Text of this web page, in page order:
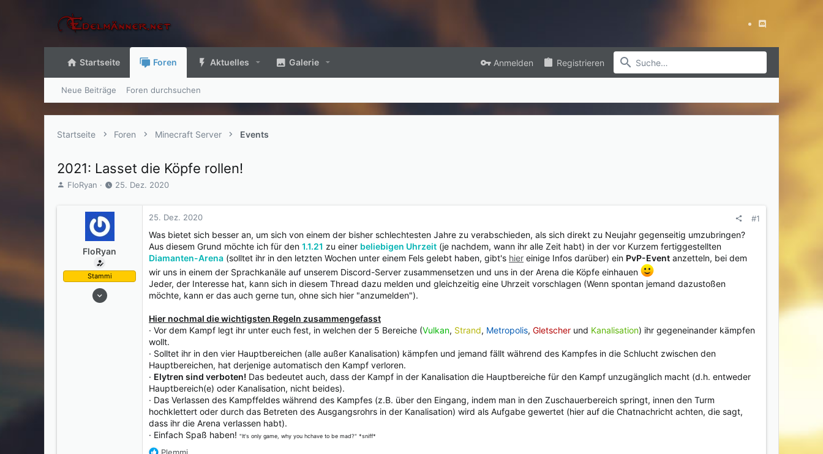
Startseite Foren Aktuelles Galerie Anmelden Registrieren
Neue Beiträge Foren durchsuchen
Startseite Foren Minecraft Server Events
2021: Lasset die Köpfe rollen!
E
r
FloRyan
E
l
a
m
25. Dez. 2020
FloRyan
Stammi
04. Juli 2015
25. Dez. 2020 #1
Was bietet sich besser an, um sich von einem der bisher schlechtesten Jahre zu verabschieden, als sich direkt zu Neujahr gegenseitig umzubringen?
Aus diesem Grund möchte ich für den 1.1.21 zu einer beliebigen Uhrzeit (je nachdem, wann ihr alle Zeit habt) in der vor Kurzem fertiggestellten
Diamanten-Arena (solltet ihr in den letzten Wochen unter einem Fels gelebt haben, gibt's hier einige Infos darüber) ein PvP-Event anzetteln, bei dem
wir uns in einem der Sprachkanäle auf unserem Discord-Server zusammensetzen und uns in der Arena die Köpfe einhauen
Jeder, der Interesse hat, kann sich in diesem Thread dazu melden und gleichzeitig eine Uhrzeit vorschlagen (Wenn spontan jemand dazustoßen
möchte, kann er das auch gerne tun, ohne sich hier "anzumelden").
Hier nochmal die wichtigsten Regeln zusammengefasst
· Vor dem Kampf legt ihr unter euch fest, in welchen der 5 Bereiche (Vulkan, Strand, Metropolis, Gletscher und Kanalisation) ihr gegeneinander kämpfen
wollt.
· Solltet ihr in den vier Hauptbereichen (alle außer Kanalisation) kämpfen und jemand fällt während des Kampfes in die Schlucht zwischen den
Hauptbereichen, hat derjenige automatisch den Kampf verloren.
· Elytren sind verboten! Das bedeutet auch, dass der Kampf in der Kanalisation die Hauptbereiche für den Kampf unzugänglich macht (d.h. entweder
Hauptbereich(e) oder Kanalisation, nicht beides).
· Das Verlassen des Kampffeldes während des Kampfes (z.B. über den Eingang, indem man in den Zuschauerbereich springt, innen den Turm
hochklettert oder durch das Betreten des Ausgangsrohrs in der Kanalisation) wird als Aufgabe gewertet (hier auf die Chatnachricht achten, die sagt,
dass ihr die Arena verlassen habt).
· Einfach Spaß haben! "It's only game, why you hchave to be mad?" *sniff*
R